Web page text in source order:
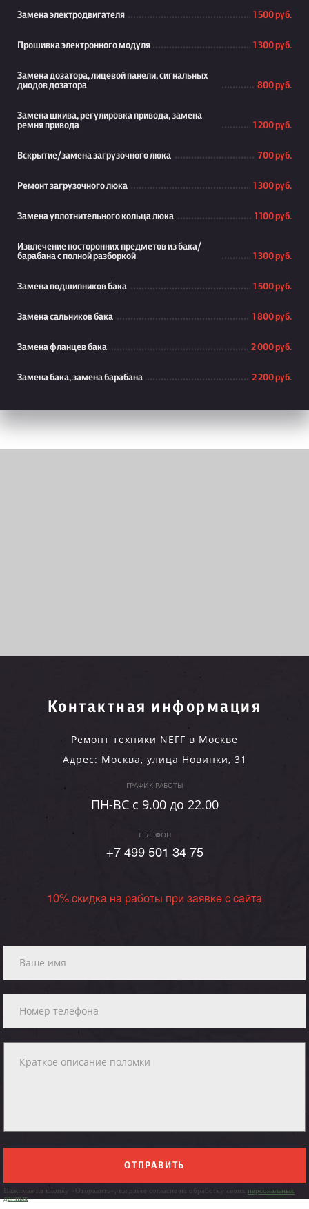
Замена электродвигателя 1 500 руб.
Прошивка электронного модуля 1 300 руб.
Замена дозатора, лицевой панели, сигнальных
диодов дозатора
800 руб.
Замена шкива, регулировка привода, замена
ремня привода
1 200 руб.
Вскрытие/замена загрузочного люка 700 руб.
Ремонт загрузочного люка 1 300 руб.
Замена уплотнительного кольца люка 1 100 руб.
Извлечение посторонних предметов из бака/
барабана с полной разборкой
1 300 руб.
Замена подшипников бака 1 500 руб.
Замена сальников бака 1 800 руб.
Замена фланцев бака 2 000 руб.
Замена бака, замена барабана 2 200 руб.
Контактная информация
Ремонт техники NEFF в Москве
Адрес: Москва, улица Новинки, 31
ГРАФИК РАБОТЫ
ПН-ВC c 9.00 до 22.00
ТЕЛЕФОН
+7 499 501 34 75
10% скидка на работы при заявке с сайта
ОТПРАВИТЬ
Нажимая на кнопку «Отправить», вы даете согласие на обработку своих персональных
данных